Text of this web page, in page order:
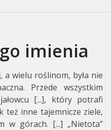
imienia
a wielu roślinom, była nie
Przede wszystkim
[...], który potrafi
też inne tajemnicze ziele,
w górach. [...] „Nietota”